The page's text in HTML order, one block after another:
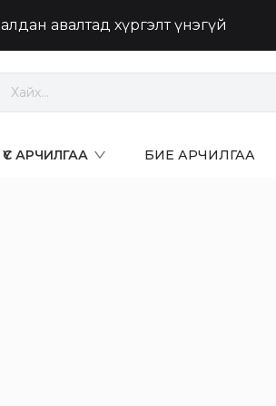
авалтад хүргэлт үнэгүй
ҮС АРЧИЛГАА БИЕ АРЧИЛГАА